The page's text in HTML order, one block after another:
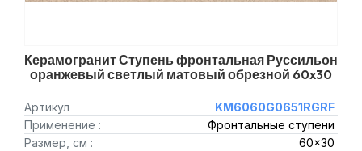
Керамогранит Ступень фронтальная Руссильон
оранжевый светлый матовый обрезной 60x30
Артикул
KM6060G0651RGRF
Применение :
Фронтальные ступени
Размер, см :
60x30